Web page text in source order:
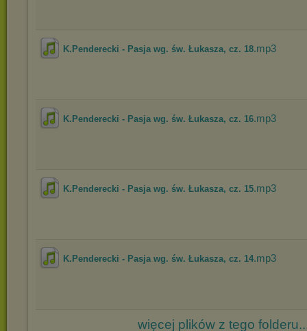
K.Penderecki - Pasja wg. św. Łukasza, cz. 18.mp3
K.Penderecki - Pasja wg. św. Łukasza, cz. 16.mp3
K.Penderecki - Pasja wg. św. Łukasza, cz. 15.mp3
K.Penderecki - Pasja wg. św. Łukasza, cz. 14.mp3
więcej plików z tego